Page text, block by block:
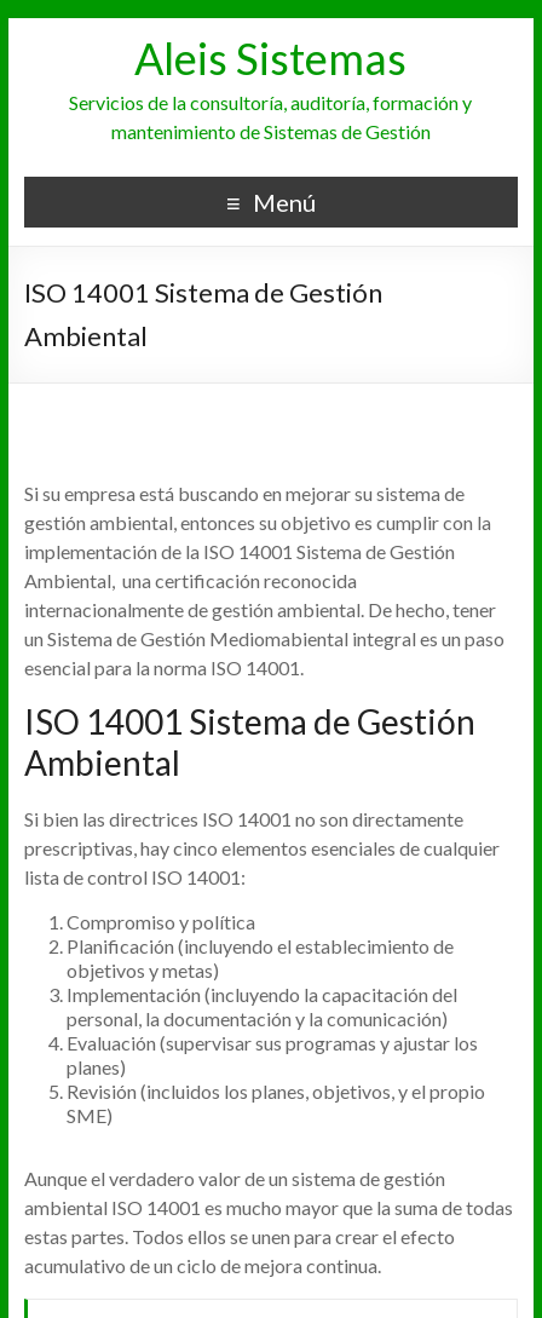
Aleis Sistemas
Servicios de la consultoría, auditoría, formación y
mantenimiento de Sistemas de Gestión
Menú
ISO 14001 Sistema de Gestión
Ambiental
Si su empresa está buscando en mejorar su sistema de
gestión ambiental, entonces su objetivo es cumplir con la
implementación de la ISO 14001 Sistema de Gestión
Ambiental, una certificación reconocida
internacionalmente de gestión ambiental. De hecho, tener
un Sistema de Gestión Mediomabiental integral es un paso
esencial para la norma ISO 14001.
ISO 14001 Sistema de Gestión
Ambiental
Si bien las directrices ISO 14001 no son directamente
prescriptivas, hay cinco elementos esenciales de cualquier
lista de control ISO 14001:
Compromiso y política
Planificación (incluyendo el establecimiento de
objetivos y metas)
Implementación (incluyendo la capacitación del
personal, la documentación y la comunicación)
Evaluación (supervisar sus programas y ajustar los
planes)
Revisión (incluidos los planes, objetivos, y el propio
SME)
Aunque el verdadero valor de un sistema de gestión
ambiental ISO 14001 es mucho mayor que la suma de todas
estas partes. Todos ellos se unen para crear el efecto
acumulativo de un ciclo de mejora continua.